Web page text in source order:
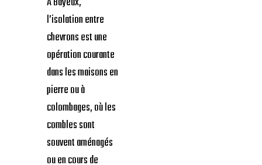
l’isolation entre
chevrons est une
opération courante
dans les maisons en
pierre ou à
colombages, où les
combles sont
souvent aménagés
ou en cours de